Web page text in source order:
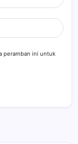
peramban ini untuk